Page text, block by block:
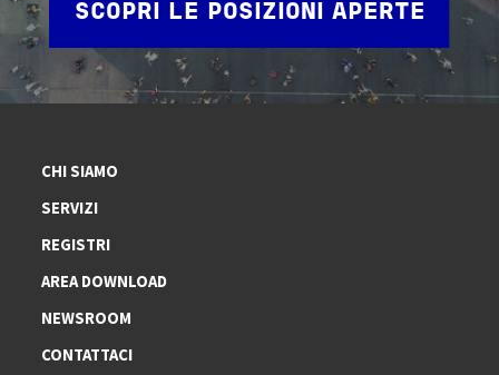
SCOPRI LE POSIZIONI APERTE
CHI SIAMO
SERVIZI
REGISTRI
AREA DOWNLOAD
NEWSROOM
CONTATTACI